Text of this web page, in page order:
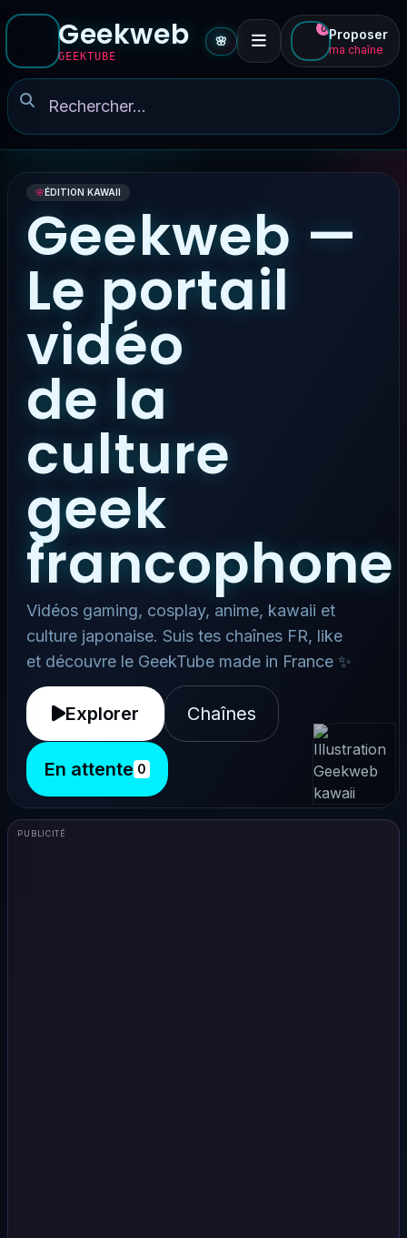
Geekweb
GEEKTUBE
🌸
0 Proposer
ma chaîne
🌸ÉDITION KAWAII
Geekweb —
Le portail
vidéo
de la
culture
geek
francophone
Vidéos gaming, cosplay, anime, kawaii et
culture japonaise. Suis tes chaînes FR, like
et découvre le GeekTube made in France ✨
Explorer Chaînes
En attente 0
PUBLICITÉ